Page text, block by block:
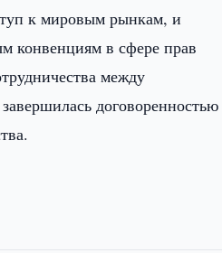
к мировым рынкам, и
конвенциям в сфере прав
между